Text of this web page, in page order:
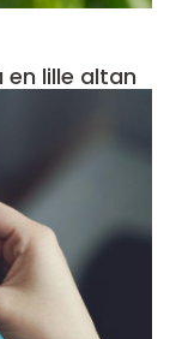
lille altan